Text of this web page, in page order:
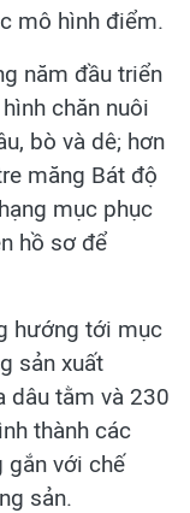
mô hình điểm.
năm đầu triển
chăn nuôi
bò và dê; hơn
măng Bát độ
mục phục
hồ sơ để
hướng tới mục
sản xuất
dâu tằm và 230
thành các
gắn với chế
sản.